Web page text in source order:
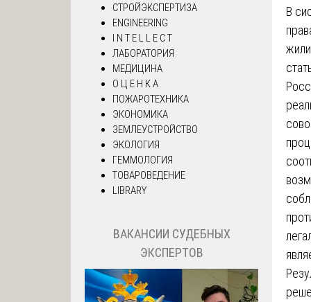
В
СТРОЙЭКСПЕРТИЗА
ENGINEERING
I N T E L L E C T
ЛАБОРАТОРИЯ
МЕДИЦИНА
О Ц Е Н К А
ПОЖАРОТЕХНИКА
ЭКОНОМИКА
ЗЕМЛЕУСТРОЙСТВО
ЭКОЛОГИЯ
ГЕММОЛОГИЯ
ТОВАРОВЕДЕНИЕ
LIBRARY
ВАКАНСИИ СУДЕБНЫХ
ЭКСПЕРТОВ